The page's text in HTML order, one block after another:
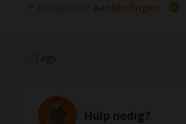
🚩 Bekijk onze aanbiedingen
Hulp nodig?